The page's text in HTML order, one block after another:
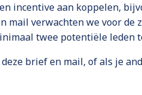
incentive aan koppelen,
mail verwachten we voor
twee potentiële leden
brief en mail, of als je